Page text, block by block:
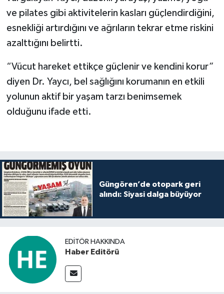
ve pilates gibi aktivitelerin kasları güçlendirdiğini,
esnekliği artırdığını ve ağrıların tekrar etme riskini
azalttığını belirtti.
“Vücut hareket ettikçe güçlenir ve kendini korur”
diyen Dr. Yaycı, bel sağlığını korumanın en etkili
yolunun aktif bir yaşam tarzı benimsemek
olduğunu ifade etti.
Güngören’de otopark geri
alındı: Siyasi dalga büyüyor
EDITÖR HAKKINDA
Haber Editörü